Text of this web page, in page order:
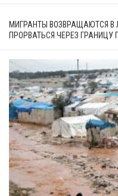
МИГРАНТЫ ВОЗВРАЩАЮТСЯ В
ПРОРВАТЬСЯ ЧЕРЕЗ ГРАНИЦУ